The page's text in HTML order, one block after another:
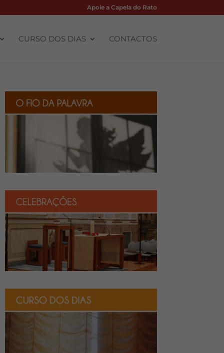
Apoie a Capela do Rato
CURSO DOS DIAS CONTACTOS